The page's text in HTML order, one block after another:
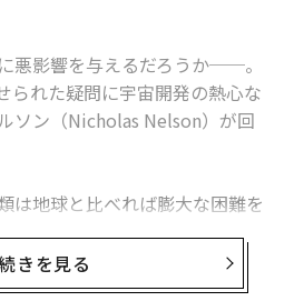
悪影響を与えるだろうか──。
られた疑問に宇宙開発の熱心な
ソン（Nicholas Nelson）が回
は地球と比べれば膨大な困難を
は地球の通常気圧の1％しかな
の過塩素酸塩や過酸化物など有
きを見る